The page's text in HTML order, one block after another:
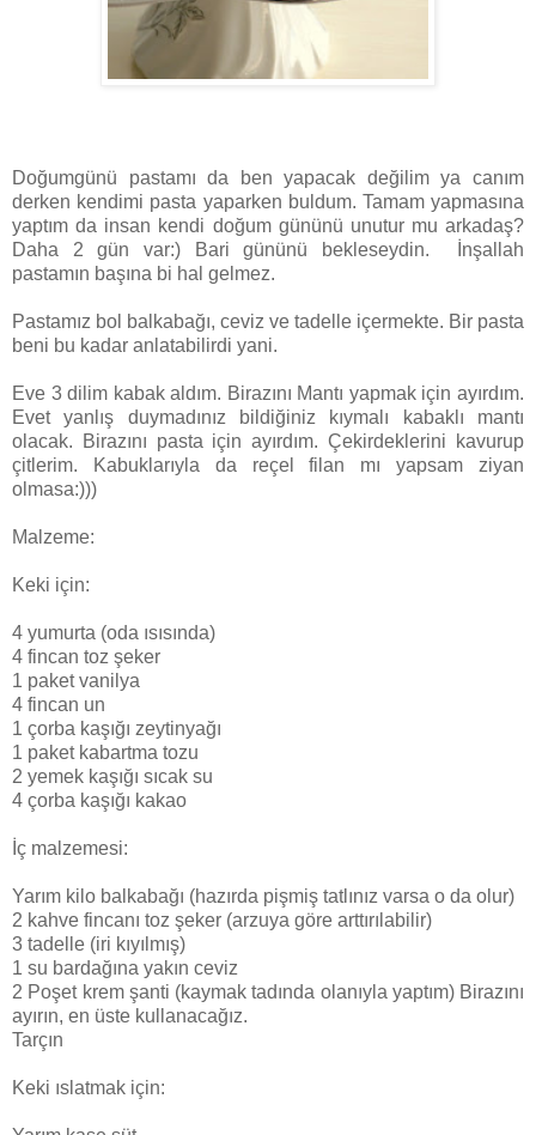
Doğumgünü pastamı da ben yapacak değilim ya canım
derken kendimi pasta yaparken buldum. Tamam yapmasına
yaptım da insan kendi doğum gününü unutur mu arkadaş?
Daha 2 gün var:) Bari gününü bekleseydin. İnşallah
pastamın başına bi hal gelmez.
Pastamız bol balkabağı, ceviz ve tadelle içermekte. Bir pasta
beni bu kadar anlatabilirdi yani.
Eve 3 dilim kabak aldım. Birazını Mantı yapmak için ayırdım.
Evet yanlış duymadınız bildiğiniz kıymalı kabaklı mantı
olacak. Birazını pasta için ayırdım. Çekirdeklerini kavurup
çitlerim. Kabuklarıyla da reçel filan mı yapsam ziyan
olmasa:)))
Malzeme:
Keki için:
4 yumurta (oda ısısında)
4 fincan toz şeker
1 paket vanilya
4 fincan un
1 çorba kaşığı zeytinyağı
1 paket kabartma tozu
2 yemek kaşığı sıcak su
4 çorba kaşığı kakao
İç malzemesi:
Yarım kilo balkabağı (hazırda pişmiş tatlınız varsa o da olur)
2 kahve fincanı toz şeker (arzuya göre arttırılabilir)
3 tadelle (iri kıyılmış)
1 su bardağına yakın ceviz
2 Poşet krem şanti (kaymak tadında olanıyla yaptım) Birazını
ayırın, en üste kullanacağız.
Tarçın
Keki ıslatmak için: